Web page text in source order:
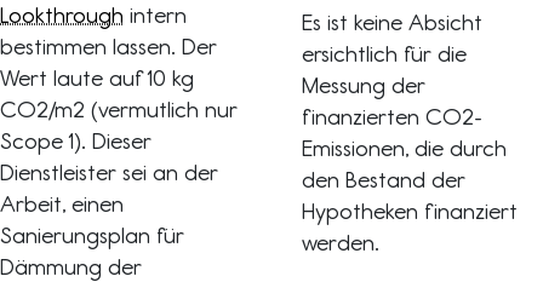
Lookthrough intern
bestimmen lassen. Der
Wert laute auf 10 kg
CO2/m2 (vermutlich nur
Scope 1). Dieser
Dienstleister sei an der
Arbeit, einen
Sanierungsplan für
Dämmung der
Es ist keine Absicht
ersichtlich für die
Messung der
finanzierten CO2-
Emissionen, die durch
den Bestand der
Hypotheken finanziert
werden.